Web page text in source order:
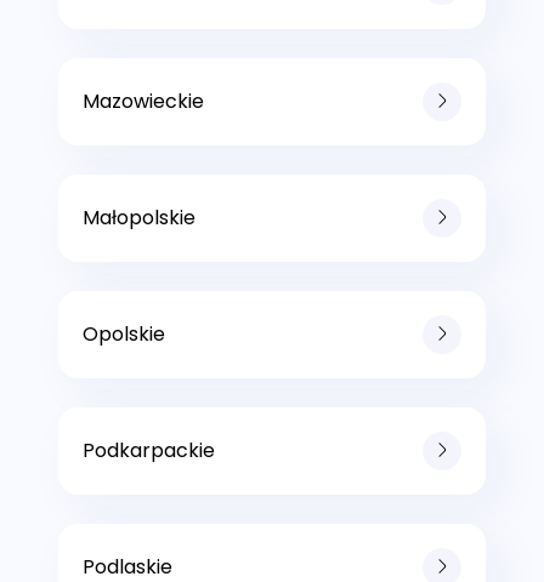
Mazowieckie
Małopolskie
Opolskie
Podkarpackie
Podlaskie